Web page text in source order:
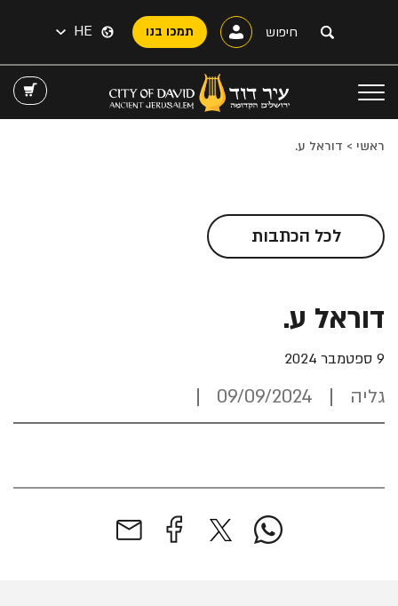
תמכו בנו HE
ראשי > דוראל ע.
לכל הכתבות
דוראל ע.
9 ספטמבר 2024
גליה 09/09/2024